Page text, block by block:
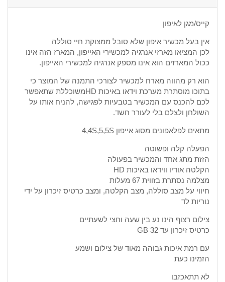
קייס/מגן לאיפון
אין בעל מכשיר איפון שלא סובל ממצוקת חיי סוללה
לכן המציאו מארזי אנרגיה למכשירי האייפון, המארז הזה אינו
ככול המארזים הוא אינו מספק אנרגיה למכשירי האייפון.
הוא רק מהווה מארח למכשיר לצורכי התמנה של המוצר כי
בתוכו מוסתרת מערכת וידאו באיכות HDמשוכללת שתאפשר
לכם להכנס עם המכשיר בטבעיות לפגישה, להניח אותו על
השולחן ולצלם בלי לעורר חשד.
מתאים לפלאפונים מסוג אייפון 4,4S,5,5S
הפעלה קלה ופשוטה
הזזת מתג אחד והמכשיר בפעולה
הקלטה אודיו ווידאו באיכות HD
מצלמה נסתרת בזווית 67 מעלות
חיווי על מצב סוללה, מצב הקלטה, ומצב כרטיס זיכרון על ידי
נוריות לד
צילום רצוף הינו נע בין שעה וחצי לשעתיים
כרטיס זיכרון עד 32 GB
עם רמת איכות גבוהה מאוד של צילום ושמע
הזמינו כעת
לא תתאכזבו